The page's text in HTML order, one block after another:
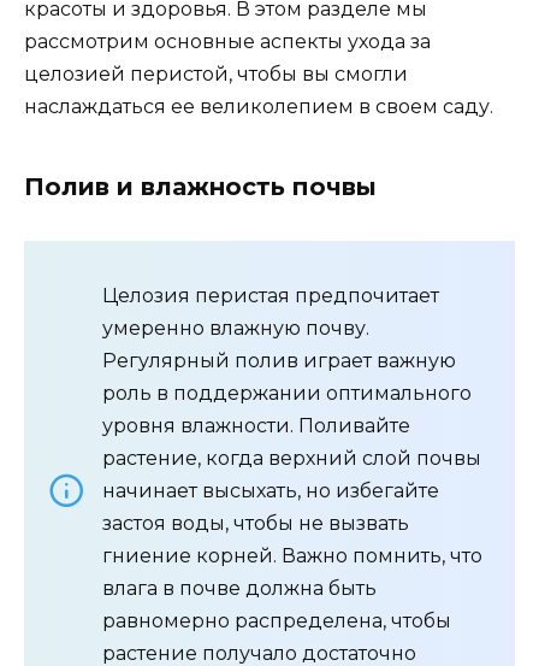
красоты и здоровья. В этом разделе мы
рассмотрим основные аспекты ухода за
целозией перистой, чтобы вы смогли
наслаждаться ее великолепием в своем саду.
Полив и влажность почвы
Целозия перистая предпочитает
умеренно влажную почву.
Регулярный полив играет важную
роль в поддержании оптимального
уровня влажности. Поливайте
растение, когда верхний слой почвы
начинает высыхать, но избегайте
застоя воды, чтобы не вызвать
гниение корней. Важно помнить, что
влага в почве должна быть
равномерно распределена, чтобы
растение получало достаточно